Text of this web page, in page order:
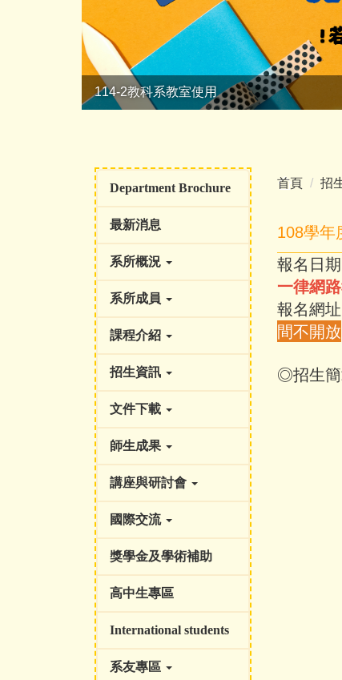
114-2教科系教室使用
Department Brochure
最新消息
系所概況
系所成員
課程介紹
招生資訊
文件下載
師生成果
講座與研討會
國際交流
獎學金及學術補助
高中生專區
International students
系友專區
首頁 招
108學年
報名日期
一律網
報名網址
間不開放
◎招生